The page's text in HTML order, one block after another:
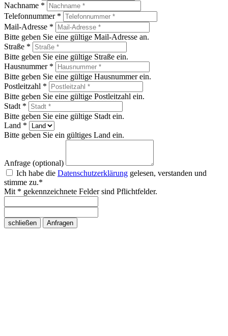
Nachname *
Telefonnummer *
Mail-Adresse *
Bitte geben Sie eine gültige Mail-Adresse an.
Straße *
Bitte geben Sie eine gültige Straße ein.
Hausnummer *
Bitte geben Sie eine gültige Hausnummer ein.
Postleitzahl *
Bitte geben Sie eine gültige Postleitzahl ein.
Stadt *
Bitte geben Sie eine gültige Stadt ein.
Land *
Bitte geben Sie ein gültiges Land ein.
Anfrage (optional)
Ich habe die Datenschutzerklärung gelesen, verstanden und
stimme zu.*
Mit * gekennzeichnete Felder sind Pflichtfelder.
schließen Anfragen